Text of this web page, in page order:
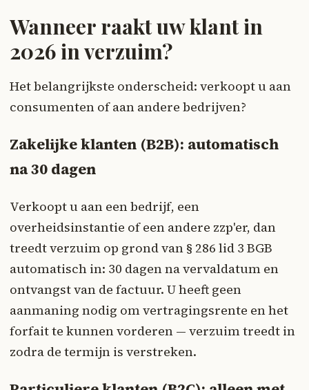
Wanneer raakt uw klant in
2026 in verzuim?
Het belangrijkste onderscheid: verkoopt u aan
consumenten of aan andere bedrijven?
Zakelijke klanten (B2B): automatisch
na 30 dagen
Verkoopt u aan een bedrijf, een
overheidsinstantie of een andere zzp'er, dan
treedt verzuim op grond van § 286 lid 3 BGB
automatisch in: 30 dagen na vervaldatum en
ontvangst van de factuur. U heeft geen
aanmaning nodig om vertragingsrente en het
forfait te kunnen vorderen — verzuim treedt in
zodra de termijn is verstreken.